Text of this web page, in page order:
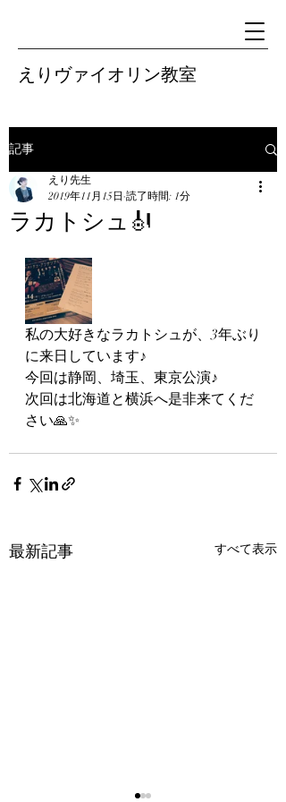
えりヴァイオリン教室
記事
ラカトシュ🎻
えり先生
2019年11月15日 読了時間: 1分
私の大好きなラカトシュが、3年ぶり
に来日しています♪
今回は静岡、埼玉、東京公演♪
次回は北海道と横浜へ是非来てくだ
さい🙏✨
最新記事 すべて表示